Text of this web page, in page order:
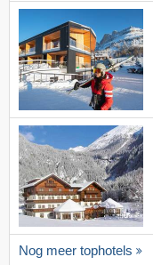
Nog meer tophotels